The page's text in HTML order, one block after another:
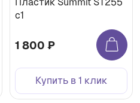
c1
1 800 ₽
Купить в 1 клик